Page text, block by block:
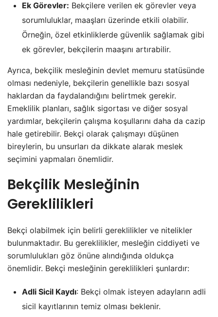
Ek Görevler: Bekçilere verilen ek görevler veya
sorumluluklar, maaşları üzerinde etkili olabilir.
Örneğin, özel etkinliklerde güvenlik sağlamak gibi
ek görevler, bekçilerin maaşını artırabilir.
Ayrıca, bekçilik mesleğinin devlet memuru statüsünde
olması nedeniyle, bekçilerin genellikle bazı sosyal
haklardan da faydalandığını belirtmek gerekir.
Emeklilik planları, sağlık sigortası ve diğer sosyal
yardımlar, bekçilerin çalışma koşullarını daha da cazip
hale getirebilir. Bekçi olarak çalışmayı düşünen
bireylerin, bu unsurları da dikkate alarak meslek
seçimini yapmaları önemlidir.
Bekçilik Mesleğinin
Gereklilikleri
Bekçi olabilmek için belirli gereklilikler ve nitelikler
bulunmaktadır. Bu gereklilikler, mesleğin ciddiyeti ve
sorumlulukları göz önüne alındığında oldukça
önemlidir. Bekçi mesleğinin gereklilikleri şunlardır:
Adli Sicil Kaydı: Bekçi olmak isteyen adayların adli
sicil kayıtlarının temiz olması beklenir.